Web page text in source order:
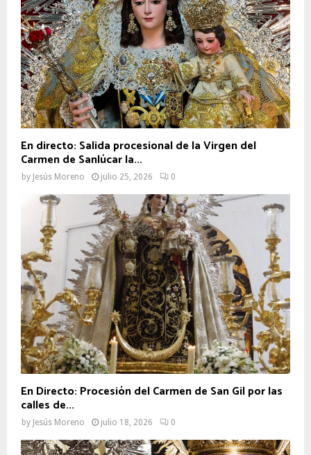
En directo: Salida procesional de la Virgen del
Carmen de Sanlúcar la...
by Jesús Moreno julio 25, 2026 0
En Directo: Procesión del Carmen de San Gil por las
calles de...
by Jesús Moreno julio 18, 2026 0